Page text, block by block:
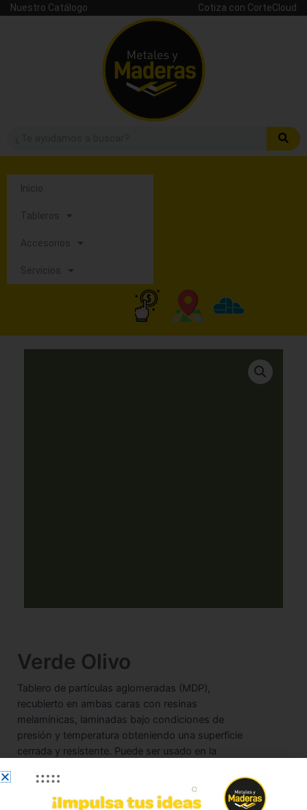
Nuestro Catálogo Cotiza con CorteCloud
Inicio
Tableros
Accesorios
Servicios
Verde Olivo
Tablero de partículas aglomeradas (MDP),
recubierto en ambas caras con resinas
melamínicas, laminadas bajo condiciones de
presión y temperatura obteniendo una superficie
cerrada y resistente. Puede ser usado en la
interiores.